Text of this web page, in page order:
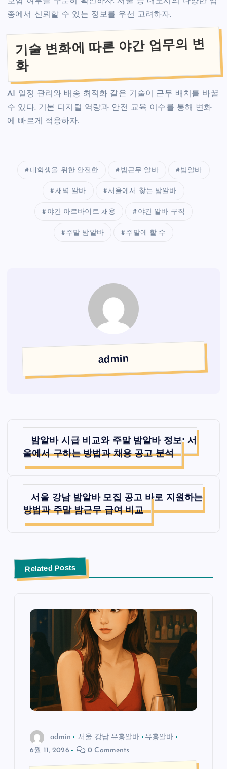
종에서 신뢰할 수 있는 정보를 우선 고려하자.
기술 변화에 따른 야간 업무의 변
화
AI 일정 관리와 배송 최적화 같은 기술이 근무 배치를 바꿀
수 있다. 기본 디지털 역량과 안전 교육 이수를 통해 변화
에 빠르게 적응하자.
대학생을 위한 안전한 밤근무 알바 밤알바
새벽 알바 서울에서 찾는 밤알바
야간 아르바이트 채용 야간 알바 구직
주말 밤알바 주말에 할 수
admin
탐
색
밤알바 시급 비교와 주말 밤알바 정보: 서
울에서 구하는 방법과 채용 공고 분석
서울 강남 밤알바 모집 공고 바로 지원하는
방법과 주말 밤근무 급여 비교
Related Posts
admin 서울 강남 유흥알바
유흥알바
6월 11, 2026
0 Comments